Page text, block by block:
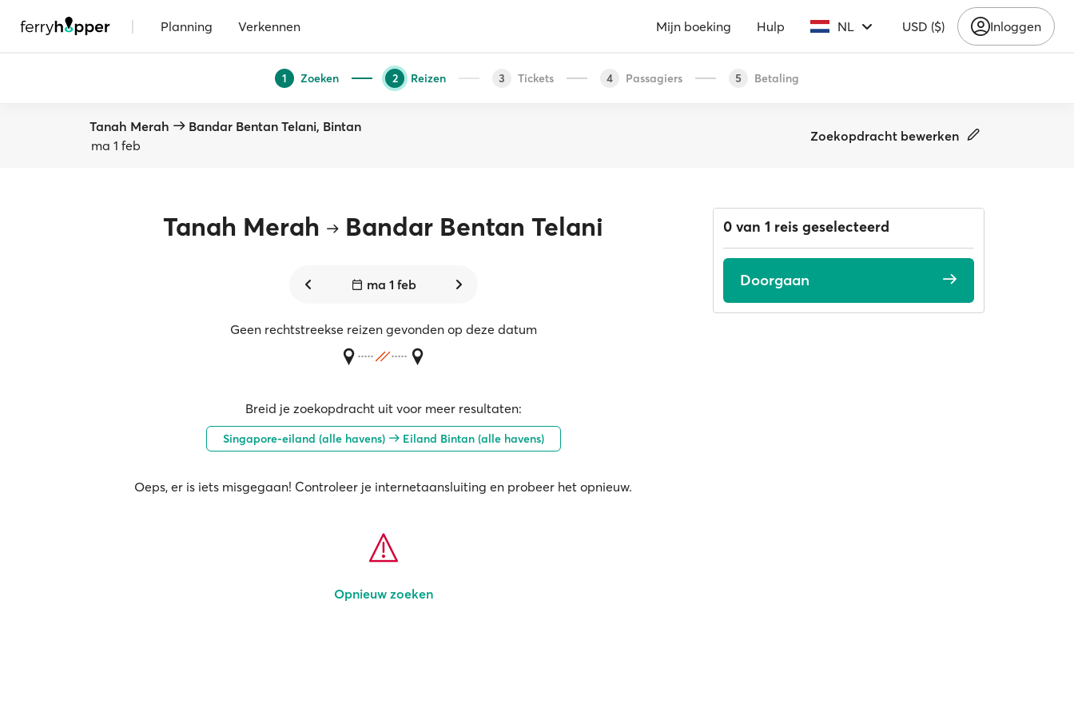
| Planning Verkennen Mijn boeking Hulp NL USD ($) Inloggen
1 Zoeken 2 Reizen 3 Tickets 4 Passagiers 5 Betaling
Tanah Merah
Bandar Bentan Telani, Bintan
ma 1 feb
Zoekopdracht bewerken
Tanah Merah Bandar Bentan Telani
ma 1 feb
Geen rechtstreekse reizen gevonden op deze datum
Breid je zoekopdracht uit voor meer resultaten:
Singapore-eiland (alle havens) Eiland Bintan (alle havens)
Oeps, er is iets misgegaan! Controleer je internetaansluiting en probeer het opnieuw.
Opnieuw zoeken
0 van 1 reis geselecteerd
Doorgaan